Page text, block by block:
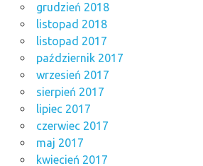
grudzień 2018
listopad 2018
listopad 2017
październik 2017
wrzesień 2017
sierpień 2017
lipiec 2017
czerwiec 2017
maj 2017
kwiecień 2017